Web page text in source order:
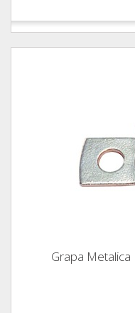
Grapa Metalica